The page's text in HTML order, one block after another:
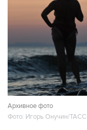
Архивное фото
Фото: Игорь Онучин/ТАСС